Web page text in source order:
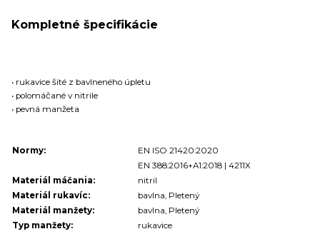
Kompletné špecifikácie
• rukavice šité z bavlneného úpletu
• polomáčané v nitrile
• pevná manžeta
Normy:
EN ISO 21420:2020
EN 388:2016+A1:2018 | 4211X
Materiál máčania:
nitril
Materiál rukavíc:
bavlna, Pletený
Materiál manžety:
bavlna, Pletený
Typ manžety:
rukavice